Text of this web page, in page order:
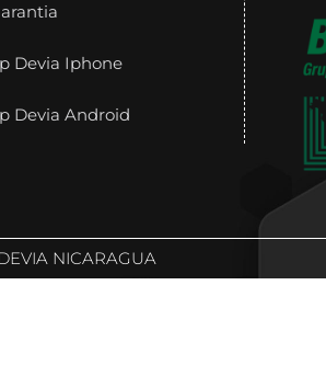
Devia Iphone
Devia Android
NICARAGUA